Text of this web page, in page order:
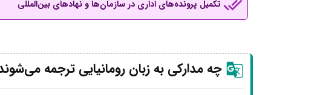
تکمیل پرونده‌های اداری در سازمان‌ها و نهادهای بین‌المللی
چه مدارکی به زبان رومانیایی ترجمه